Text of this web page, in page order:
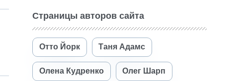
Страницы авторов сайта
Отто Йорк Таня Адамс
Олена Кудренко Олег Шарп